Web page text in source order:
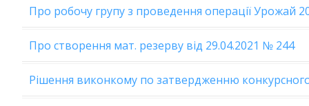
Про робочу групу з проведення операції Урожай
Про створення мат. резерву від 29.04.2021 № 244
Рішення виконкому по затвердженню